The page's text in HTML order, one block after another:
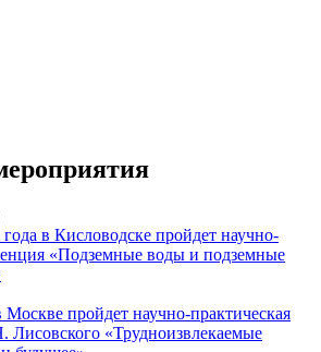
года в Кисловодске пройдет научно-
«Подземные воды и подземные
Москве пройдет научно-практическая
«Трудноизвлекаемые